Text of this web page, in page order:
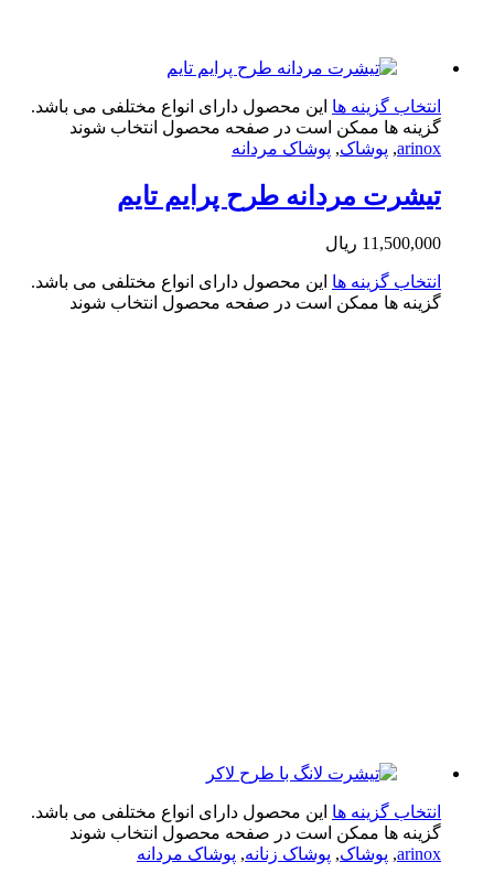
گزینه ها این محصول دارای انواع مختلفی می باشد.
ها ممکن است در صفحه محصول انتخاب شوند
پوشاک,پوشاک مردانه
مردانه طرح پرایم تایم
ریال
گزینه ها این محصول دارای انواع مختلفی می باشد.
ها ممکن است در صفحه محصول انتخاب شوند
گزینه ها این محصول دارای انواع مختلفی می باشد.
ها ممکن است در صفحه محصول انتخاب شوند
پوشاک,پوشاک زنانه,پوشاک مردانه